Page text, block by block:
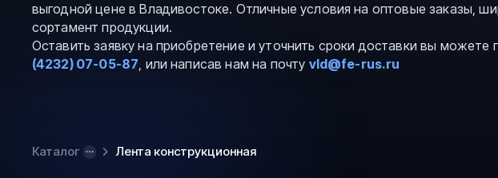
выгодной цене в Владивостоке. Отличные условия на оптовые заказы,
сортамент продукции.
Оставить заявку на приобретение и уточнить сроки доставки вы можете
(4232) 07-05-87, или написав нам на почту vld@fe-rus.ru
Каталог Лента конструкционная